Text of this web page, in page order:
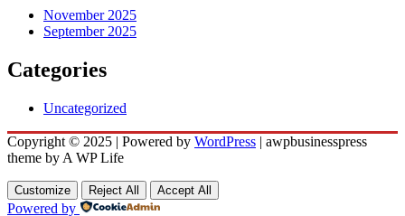
November 2025
September 2025
Categories
Uncategorized
Copyright © 2025 | Powered by WordPress | awpbusinesspress
theme by A WP Life
Customize Reject All Accept All
Powered by